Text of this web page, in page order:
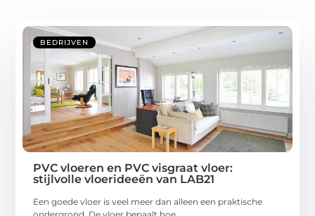
BEDRIJVEN
PVC vloeren en PVC visgraat vloer:
stijlvolle vloerideeën van LAB21
Een goede vloer is veel meer dan alleen een praktische